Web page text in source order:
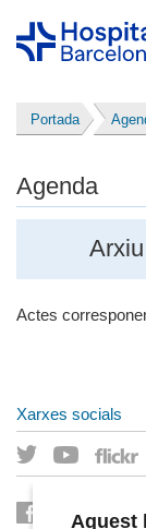
Portada
Agenda
Actes
Xarxes socials
Aquest